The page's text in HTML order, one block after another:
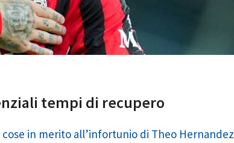
tempi di recupero
in merito all’infortunio di Theo Hernandez